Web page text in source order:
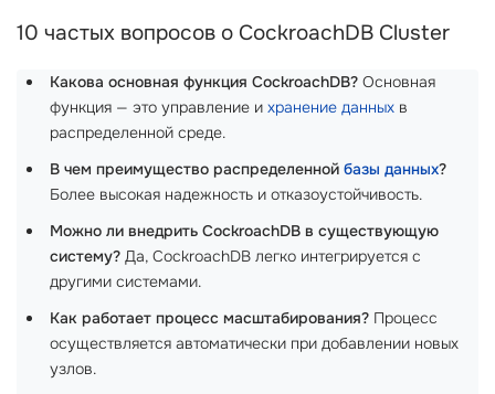
10 частых вопросов о CockroachDB Cluster
Какова основная функция CockroachDB? Основная
функция — это управление и хранение данных в
распределенной среде.
В чем преимущество распределенной базы данных?
Более высокая надежность и отказоустойчивость.
Можно ли внедрить CockroachDB в существующую
систему? Да, CockroachDB легко интегрируется с
другими системами.
Как работает процесс масштабирования? Процесс
осуществляется автоматически при добавлении новых
узлов.